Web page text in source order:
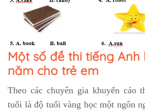
Một số đề thi tiếng Anh
năm cho trẻ em
Theo các chuyên gia khuyến cáo
tuổi là độ tuổi vàng học một ngôn